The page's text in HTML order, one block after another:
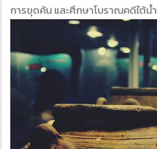
การขุดค้น และศึกษาโบราณคดีใต้น้ำ